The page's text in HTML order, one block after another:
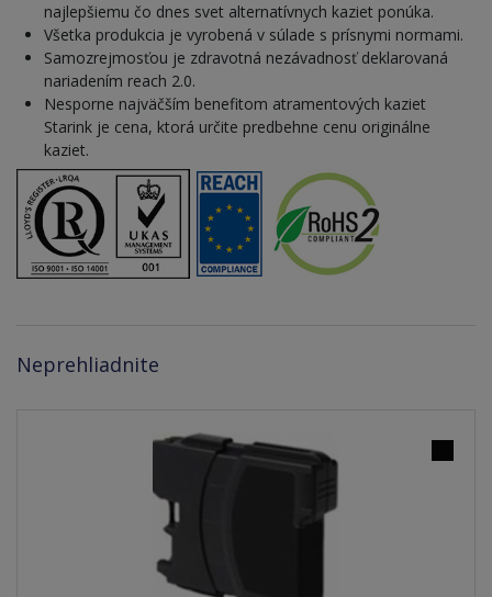
najlepšiemu čo dnes svet alternatívnych kaziet ponúka.
Všetka produkcia je vyrobená v súlade s prísnymi normami.
Samozrejmosťou je zdravotná nezávadnosť deklarovaná
nariadením reach 2.0.
Nesporne najväčším benefitom atramentových kaziet
Starink je cena, ktorá určite predbehne cenu originálne
kaziet.
Neprehliadnite